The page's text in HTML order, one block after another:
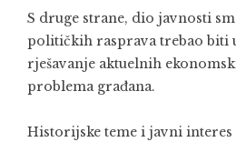
S druge strane, dio javnosti
političkih rasprava trebao biti
rješavanje aktuelnih
problema građana.
Historijske teme i javni interes